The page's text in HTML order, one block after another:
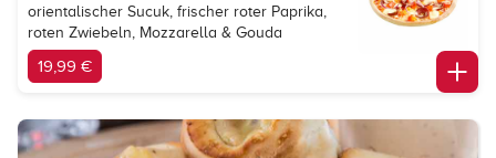
orientalischer Sucuk, frischer roter Paprika,
roten Zwiebeln, Mozzarella & Gouda
19,99 €